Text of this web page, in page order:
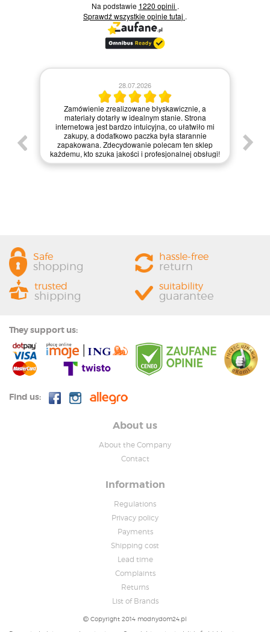
Na podstawie 1220 opinii .
Sprawdź wszystkie opinietutaj .
28.07.2026
Zamówienie zrealizowane błyskawicznie, a
materiały dotarły w idealnym stanie. Strona
internetowa jest bardzo intuicyjna, co ułatwiło mi
zakupy, a dodatkowo paczka była starannie
zapakowana. Zdecydowanie polecam ten sklep
każdemu, kto szuka jakości i profesjonalnej obsługi!
Safe
shopping
hassle-free
return
trusted
shipping
suitability
guarantee
They support us:
Find us:
About us
About the Company
Contact
Information
Regulations
Privacy policy
Payments
Shipping cost
Lead time
Complaints
Returns
List of Brands
Copyright 2014 modnydom24.pl